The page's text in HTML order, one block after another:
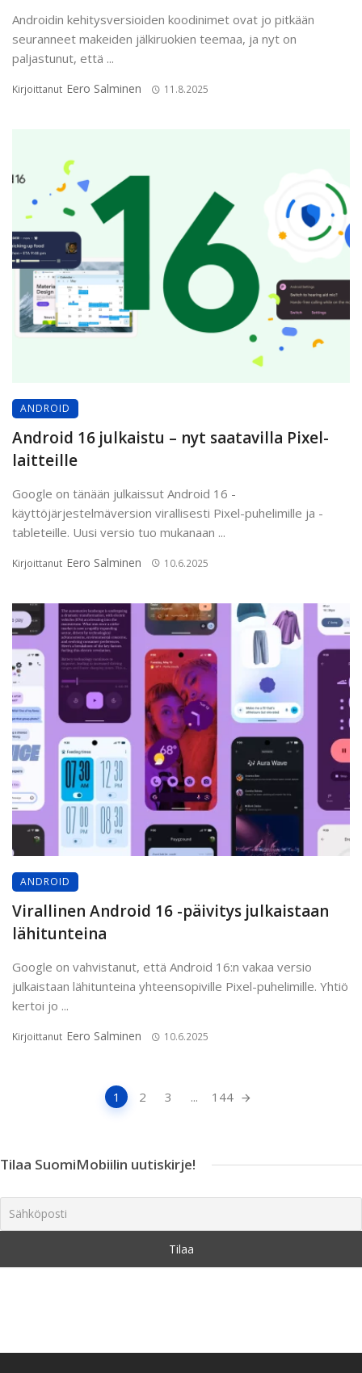
Androidin kehitysversioiden koodinimet ovat jo pitkään
seuranneet makeiden jälkiruokien teemaa, ja nyt on
paljastunut, että ...
Kirjoittanut Eero Salminen 11.8.2025
ANDROID
Android 16 julkaistu – nyt saatavilla Pixel-
laitteille
Google on tänään julkaissut Android 16 -
käyttöjärjestelmäversion virallisesti Pixel-puhelimille ja -
tableteille. Uusi versio tuo mukanaan ...
Kirjoittanut Eero Salminen 10.6.2025
ANDROID
Virallinen Android 16 -päivitys julkaistaan
lähitunteina
Google on vahvistanut, että Android 16:n vakaa versio
julkaistaan lähitunteina yhteensopiville Pixel-puhelimille. Yhtiö
kertoi jo ...
Kirjoittanut Eero Salminen 10.6.2025
1 2 3 ... 144
Tilaa SuomiMobiilin uutiskirje!